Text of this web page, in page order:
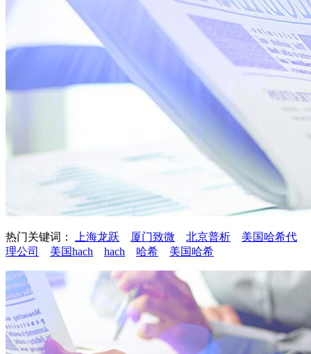
热门关键词： 上海龙跃 厦门致微 北京普析
美国哈希代
理公司
美国hach hach 哈希 美国哈希